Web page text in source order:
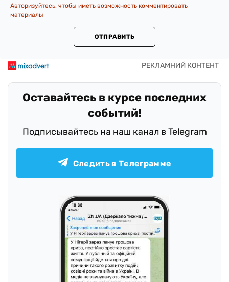
Авторизуйтесь, чтобы иметь возможность комментировать
материалы
ОТПРАВИТЬ
Оставайтесь в курсе последних
событий!
Подписывайтесь на наш канал в Telegram
Следить в Телеграмме